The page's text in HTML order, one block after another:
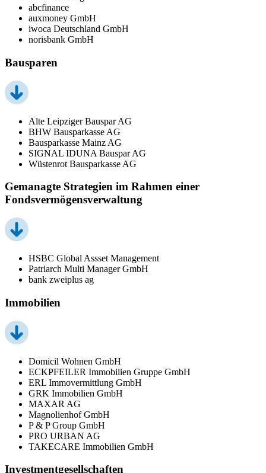
abcfinance
auxmoney GmbH
iwoca Deutschland GmbH
norisbank GmbH
Bausparen
Alte Leipziger Bauspar AG
BHW Bausparkasse AG
Bausparkasse Mainz AG
SIGNAL IDUNA Bauspar AG
Wüstenrot Bausparkasse AG
Gemanagte Strategien im Rahmen einer
Fondsvermögensverwaltung
HSBC Global Assset Management
Patriarch Multi Manager GmbH
bank zweiplus ag
Immobilien
Domicil Wohnen GmbH
ECKPFEILER Immobilien Gruppe GmbH
ERL Immovermittlung GmbH
GRK Immobilien GmbH
MAXAR AG
Magnolienhof GmbH
P & P Group GmbH
PRO URBAN AG
TAKECARE Immobilien GmbH
Investmentgesellschaften